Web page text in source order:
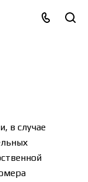
в случае